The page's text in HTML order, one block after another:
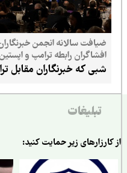
ضیافت سالانه انجمن خبرنگاران
افشاگران رابطه ترامپ و اپستین
شبی که خبرنگاران مقابل ترامپ
تبلیغات
زیر حمایت کنید: